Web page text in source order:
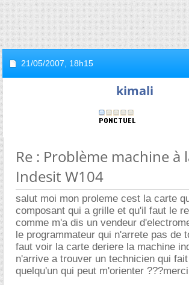
21/05/2007, 18h15
kimali
Re : Problème machine à
Indesit W104
salut moi mon proleme cest la carte
composant qui a grille et qu'il faut le
comme m'a dis un vendeur
le programmateur qui n'arrete pas de
faut voir la carte deriere la machine
n'arrive a trouver un technicien qui
quelqu'un qui peut m'orienter ???merci